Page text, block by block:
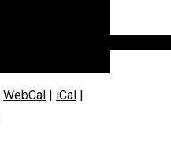
WebCal | iCal |